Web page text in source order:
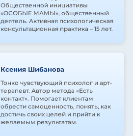
Общественной инициативы
«ОСОБЫЕ МАМЫ», общественный
деятель. Активная психологическая
консультационная практика – 15 лет.
Ксения Шибанова
Тонко чувствующий психолог и арт-
терапевт. Автор метода «Есть
контакт». Помогает клиентам
обрести самоценность, понять, как
достичь своих целей и прийти к
желаемым результатам.